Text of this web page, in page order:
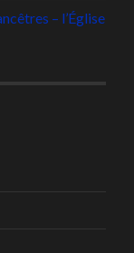
– l’Église